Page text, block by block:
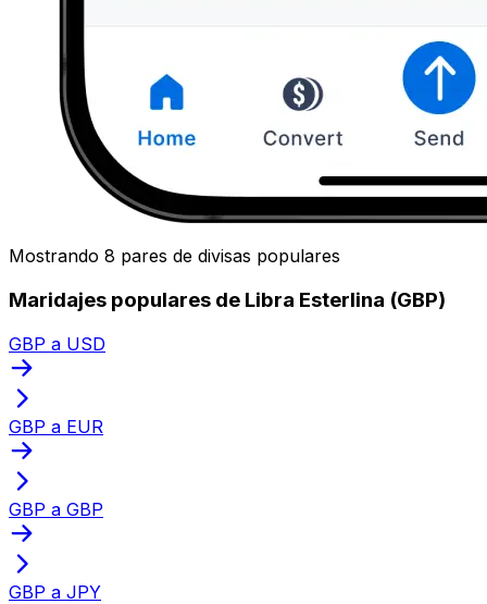
Mostrando 8 pares de divisas populares
Maridajes populares de Libra Esterlina (GBP)
GBP a USD
GBP a EUR
GBP a GBP
GBP a JPY